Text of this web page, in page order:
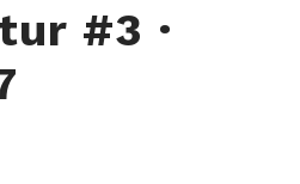
#3⁠ ·